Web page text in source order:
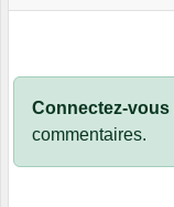
Connectez-vous
commentaires.